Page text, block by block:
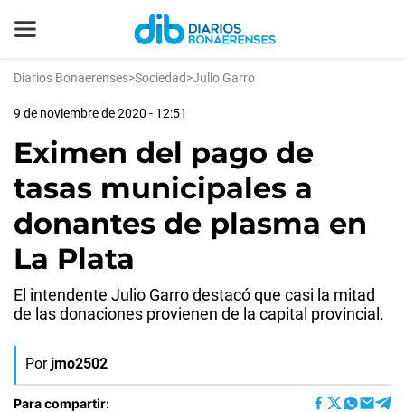
Diarios Bonaerenses>Sociedad>Julio Garro
9 de noviembre de 2020 - 12:51
Eximen del pago de
tasas municipales a
donantes de plasma en
La Plata
El intendente Julio Garro destacó que casi la mitad
de las donaciones provienen de la capital provincial.
Por jmo2502
Para compartir: